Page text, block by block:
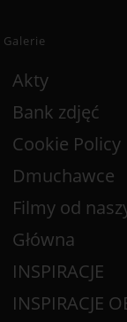
Galerie
Akty
Bank zdjęć
Cookie Policy
Dmuchawce
Filmy od
Główna
INSPIRACJE
INSPIRACJE